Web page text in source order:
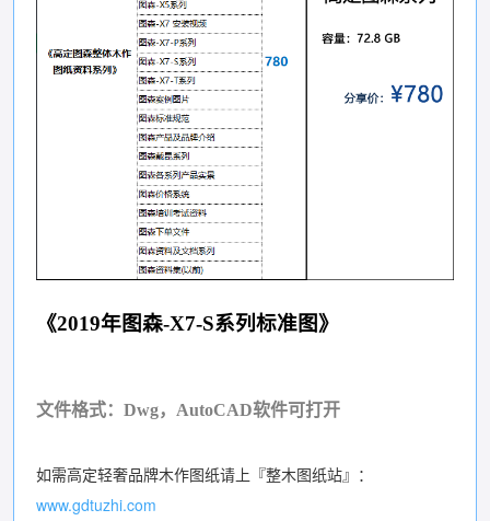
《2019年图森-X7-S系列标准图》
文件格式：Dwg，AutoCAD软件可打开
如需高定轻奢品牌木作图纸请上『整木图纸站』：
www.gdtuzhi.com